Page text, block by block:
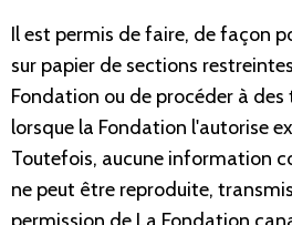
Il est permis de faire, de façon
sur papier de sections
Fondation ou de procéder à
lorsque la Fondation l'autorise
Toutefois, aucune information
ne peut être reproduite,